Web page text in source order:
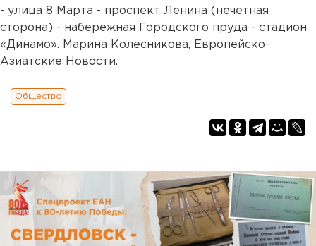
- улица 8 Марта - проспект Ленина (нечетная
сторона) - набережная Городского пруда - стадион
«Динамо». Марина Колесникова, Европейско-
Азиатские Новости.
Общество